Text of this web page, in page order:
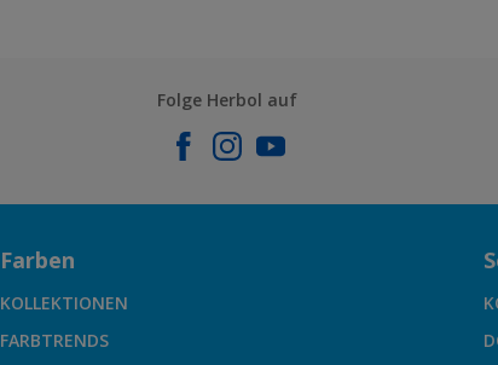
Folge Herbol auf
Farben
KOLLEKTIONEN
FARBTRENDS